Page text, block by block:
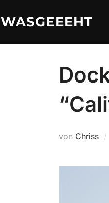
WASGEEEHT
von Chriss